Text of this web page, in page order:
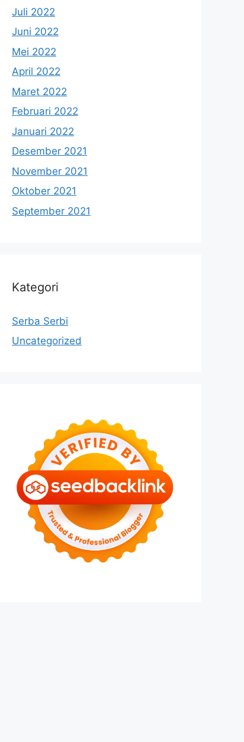
Juli 2022
Juni 2022
Mei 2022
April 2022
Maret 2022
Februari 2022
Januari 2022
Desember 2021
November 2021
Oktober 2021
September 2021
Kategori
Serba Serbi
Uncategorized